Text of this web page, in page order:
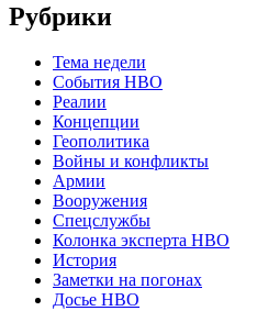
Рубрики
Тема недели
События НВО
Реалии
Концепции
Геополитика
Войны и конфликты
Армии
Вооружения
Спецслужбы
Колонка эксперта НВО
История
Заметки на погонах
Досье НВО